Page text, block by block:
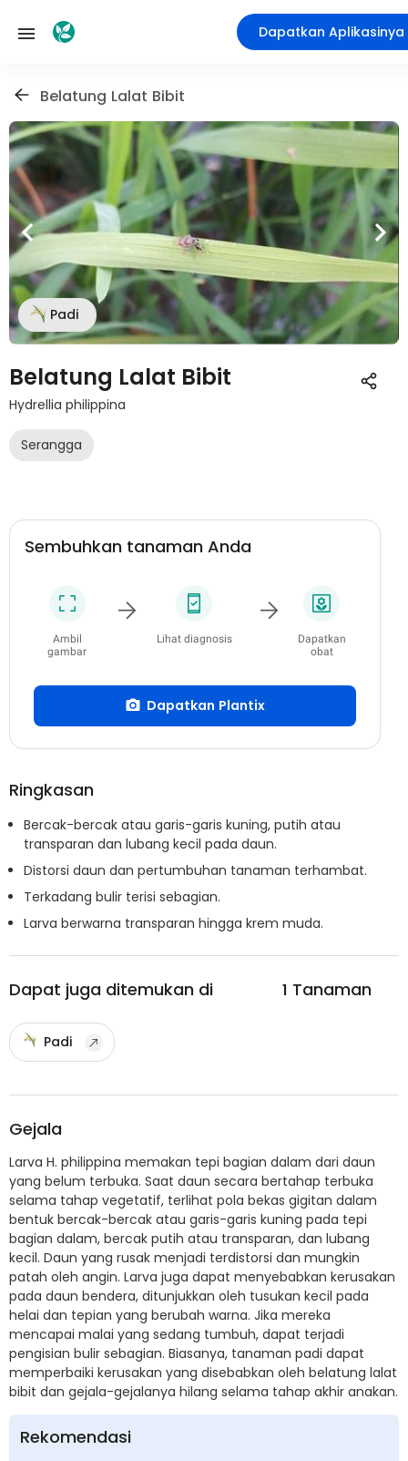
Dapatkan Aplikasinya
Belatung Lalat Bibit
Padi
Belatung Lalat Bibit
Hydrellia philippina
Serangga
Sembuhkan tanaman Anda
Ambil
gambar
Lihat diagnosis
Dapatkan
obat
Dapatkan Plantix
Ringkasan
Bercak-bercak atau garis-garis kuning, putih atau
transparan dan lubang kecil pada daun.
Distorsi daun dan pertumbuhan tanaman terhambat.
Terkadang bulir terisi sebagian.
Larva berwarna transparan hingga krem muda.
Dapat juga ditemukan di 1 Tanaman
Padi
Gejala
Larva H. philippina memakan tepi bagian dalam dari daun
yang belum terbuka. Saat daun secara bertahap terbuka
selama tahap vegetatif, terlihat pola bekas gigitan dalam
bentuk bercak-bercak atau garis-garis kuning pada tepi
bagian dalam, bercak putih atau transparan, dan lubang
kecil. Daun yang rusak menjadi terdistorsi dan mungkin
patah oleh angin. Larva juga dapat menyebabkan kerusakan
pada daun bendera, ditunjukkan oleh tusukan kecil pada
helai dan tepian yang berubah warna. Jika mereka
mencapai malai yang sedang tumbuh, dapat terjadi
pengisian bulir sebagian. Biasanya, tanaman padi dapat
memperbaiki kerusakan yang disebabkan oleh belatung lalat
bibit dan gejala-gejalanya hilang selama tahap akhir anakan.
Rekomendasi